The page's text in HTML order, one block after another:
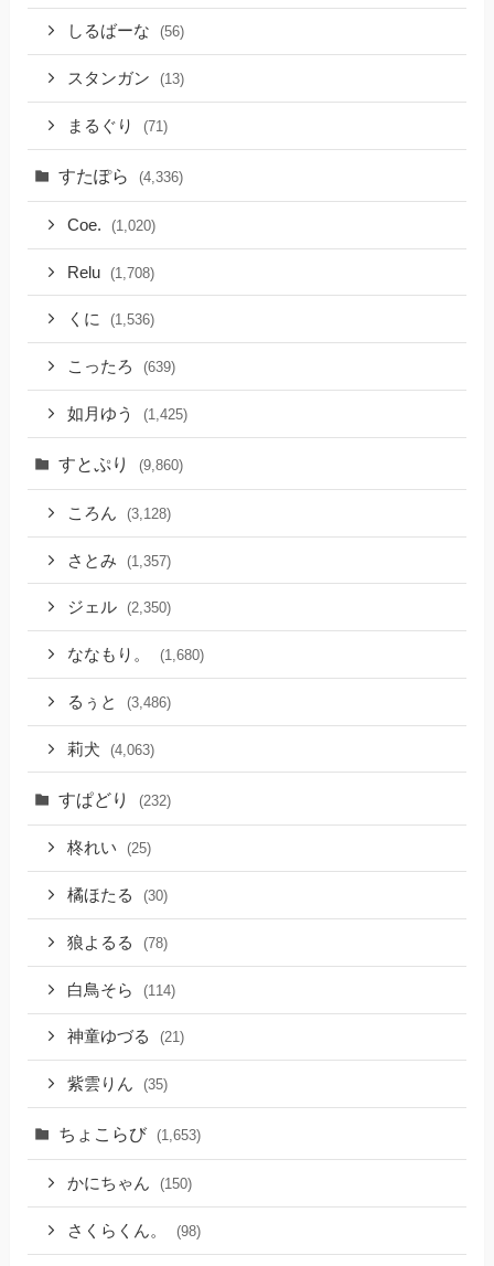
しるばーな (56)
スタンガン (13)
まるぐり (71)
すたぽら (4,336)
Coe. (1,020)
Relu (1,708)
くに (1,536)
こったろ (639)
如月ゆう (1,425)
すとぷり (9,860)
ころん (3,128)
さとみ (1,357)
ジェル (2,350)
ななもり。 (1,680)
るぅと (3,486)
莉犬 (4,063)
すぱどり (232)
柊れい (25)
橘ほたる (30)
狼よるる (78)
白鳥そら (114)
神童ゆづる (21)
紫雲りん (35)
ちょこらび (1,653)
かにちゃん (150)
さくらくん。 (98)